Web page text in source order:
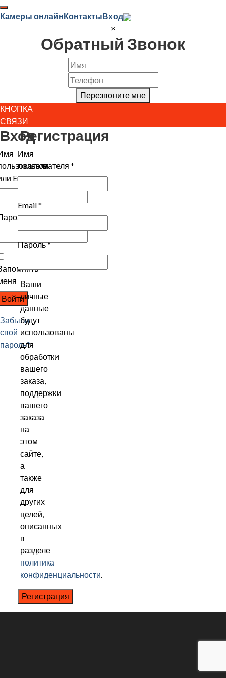
Камеры онлайнКонтактыВход
×
Обратный Звонок
Перезвоните мне
КНОПКА
СВЯЗИ
Вход
Email*
*
Войти
Забыли
свой
пароль?
Регистрация
Имя
пользователя *
Email*
Пароль*
Ваши
личные
данные
будут
использованы
для
обработки
вашего
заказа,
поддержки
вашего
заказа
на
этом
сайте,
а
также
для
других
целей,
описанных
в
разделе
политика
конфиденциальности.
Регистрация